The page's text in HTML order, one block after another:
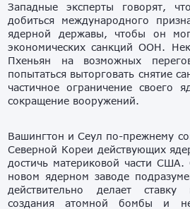
Западные эксперты говорят,
добиться международного
ядерной державы, чтобы он
экономических санкций ООН.
Пхеньян на возможных
попытаться выторговать снятие
частичное ограничение своего
сокращение вооружений.
Вашингтон и Сеул по-прежнему
Северной Кореи действующих
достичь материковой части
новом ядерном заводе
действительно делает
создания атомной бомбы и